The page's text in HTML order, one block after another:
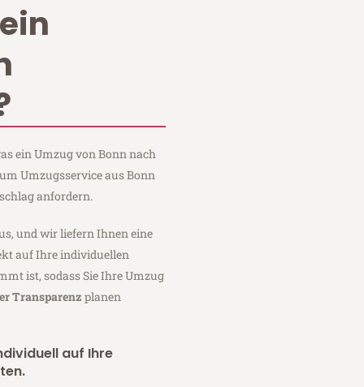
ein Umzug von Bonn nach
Umzugsservice aus Bonn
anfordern.
und wir liefern Ihnen eine
auf Ihre individuellen
ist, sodass Sie Ihre Umzug
Transparenz planen
auf Ihre